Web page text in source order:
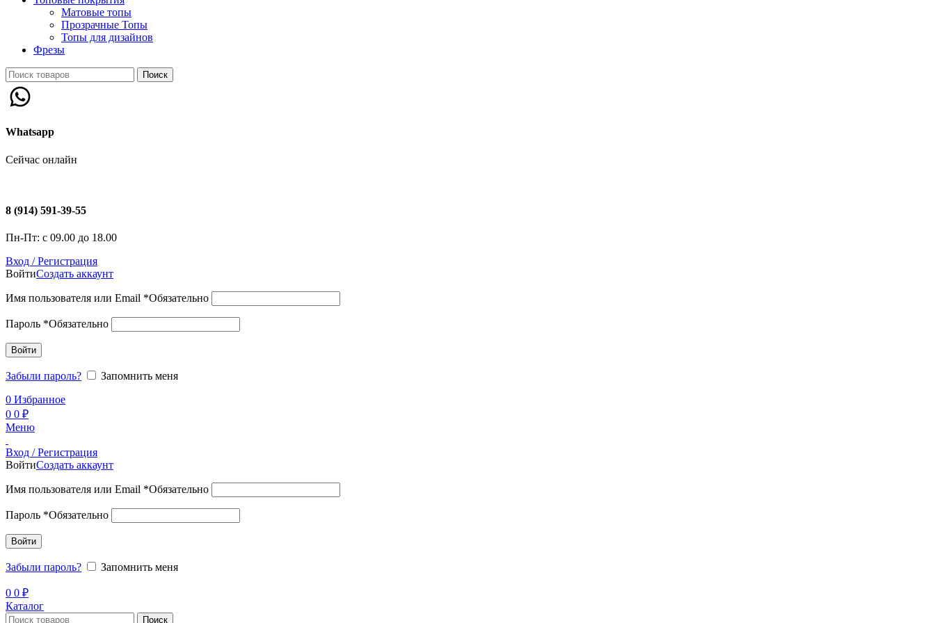
Матовые топы
Прозрачные Топы
Топы для дизайнов
Фрезы
Поиск
Whatsapp
Сейчас онлайн
8 (914) 591-39-55
Пн-Пт: с 09.00 до 18.00
Вход / Регистрация
ВойтиСоздать аккаунт
Имя пользователя или Email *Обязательно
Пароль *Обязательно
Войти
Забыли пароль?
Запомнить меня
0 Избранное
0 0 ₽
Меню
Вход / Регистрация
ВойтиСоздать аккаунт
Имя пользователя или Email *Обязательно
Пароль *Обязательно
Войти
Забыли пароль? Запомнить меня
0 0 ₽
Каталог
Поиск